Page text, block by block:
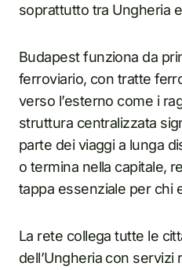
soprattutto tra Ungheria
Budapest funziona da
ferroviario, con tratte
verso l’esterno come i
struttura centralizzata
parte dei viaggi a lunga
o termina nella capitale,
tappa essenziale per chi
La rete collega tutte le
dell’Ungheria con